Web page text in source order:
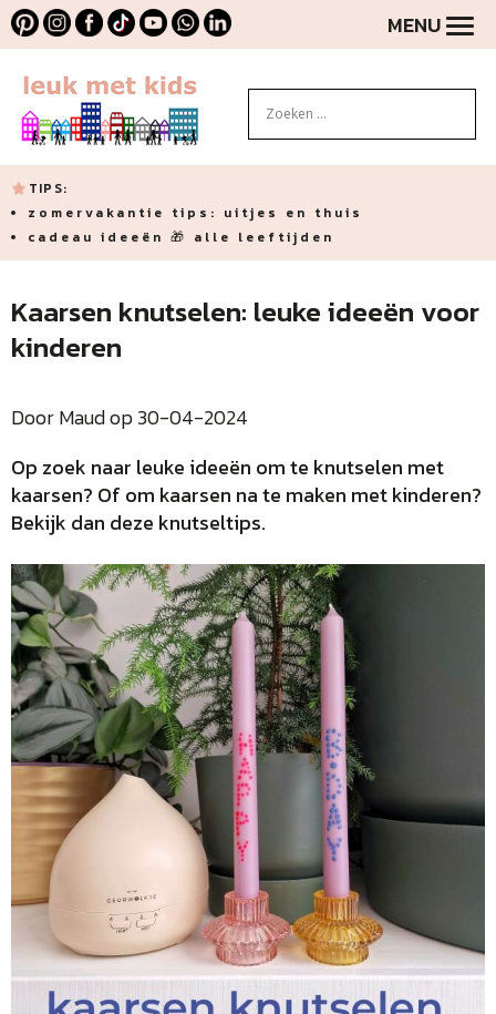
MENU
TIPS:
zomervakantie tips: uitjes en thuis
cadeau ideeën 🎁 alle leeftijden
Kaarsen knutselen: leuke ideeën voor
kinderen
Door Maud op 30-04-2024
Op zoek naar leuke ideeën om te knutselen met
kaarsen? Of om kaarsen na te maken met kinderen?
Bekijk dan deze knutseltips.